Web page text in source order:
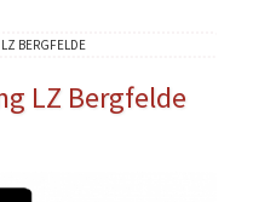
BERGFELDE
LZ Bergfelde